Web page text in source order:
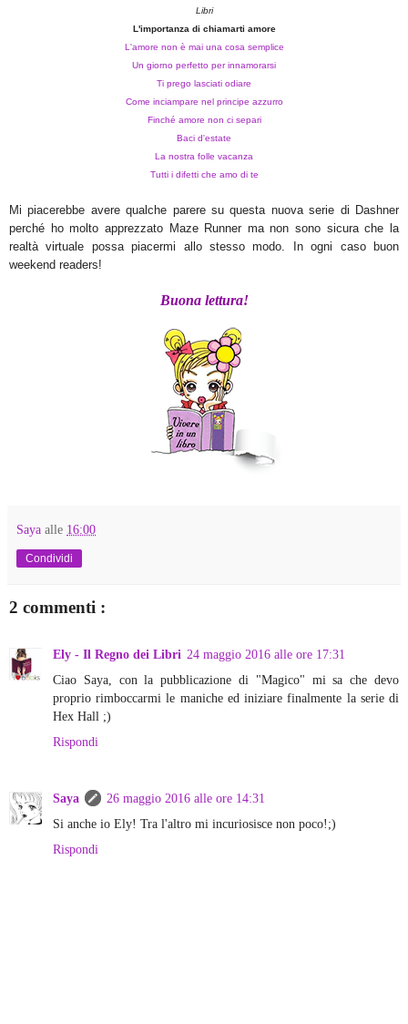
Libri
L'importanza di chiamarti amore
L'amore non è mai una cosa semplice
Un giorno perfetto per innamorarsi
Ti prego lasciati odiare
Come inciampare nel principe azzurro
Finché amore non ci separi
Baci d'estate
La nostra folle vacanza
Tutti i difetti che amo di te
Mi piacerebbe avere qualche parere su questa nuova serie di Dashner
perché ho molto apprezzato Maze Runner ma non sono sicura che la
realtà virtuale possa piacermi allo stesso modo.
In ogni caso buon
weekend readers!
Buona lettura!
Saya alle 16:00
Condividi
2 commenti :
Ely - Il Regno dei Libri 24 maggio 2016 alle ore 17:31
Ciao Saya, con la pubblicazione di "Magico" mi sa che devo
proprio rimboccarmi le maniche ed iniziare finalmente la serie di
Hex Hall ;)
Rispondi
Saya
26 maggio 2016 alle ore 14:31
Si anche io Ely! Tra l'altro mi incuriosisce non poco!;)
Rispondi